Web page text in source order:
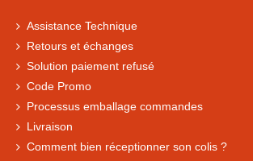
Comparaison des performances du magasin
Assistance Technique
Retours et échanges
Solution paiement refusé
Code Promo
Processus emballage commandes
Livraison
Comment bien réceptionner son colis ?